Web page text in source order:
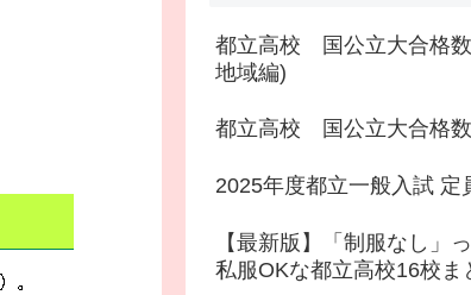
都立高校 国公立大合格
地域編)
都立高校 国公立大合格
2025年度都立一般入試 定
【最新版】「制服なし」
私服OKな都立高校16校ま